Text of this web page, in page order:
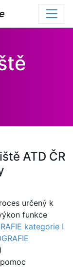
ATD ČR
určený k
funkce
kategorie I